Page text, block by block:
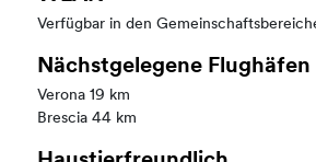
Verfügbar in den
Nächstgelegene Flughäfen
Verona 19 km
Brescia 44 km